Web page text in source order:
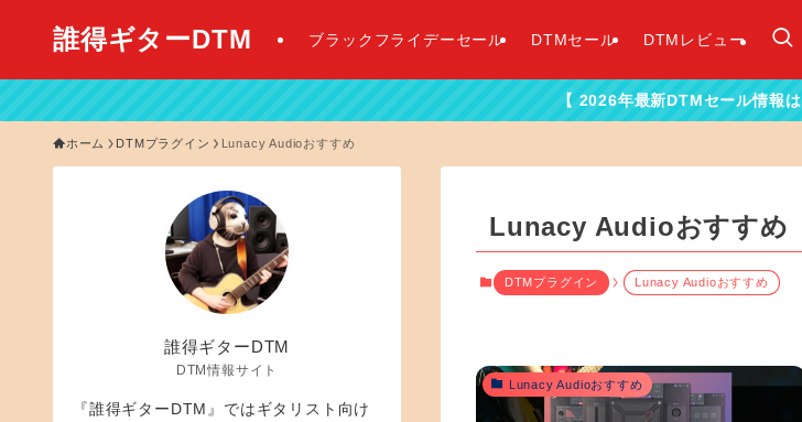
誰得ギターDTM ブラックフライデーセール DTMセール DTMレビュー
【 2026年最新DTMセール情報はこちらから！】
ホーム DTMプラグイン Lunacy Audioおすすめ
Lunacy Audioおすすめ
DTMプラグイン Lunacy Audioおすすめ
Lunacy Audioおすすめ
誰得ギターDTM
DTM情報サイト
『誰得ギターDTM』ではギタリスト向け